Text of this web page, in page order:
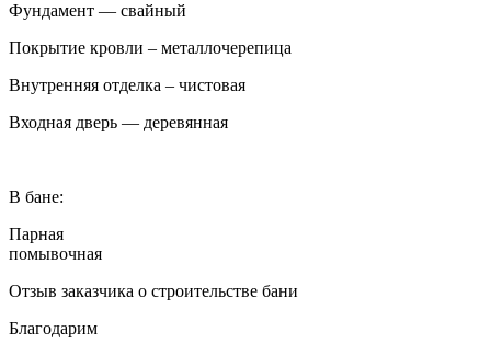
Фундамент — свайный
Покрытие кровли – металлочерепица
Внутренняя отделка – чистовая
Входная дверь — деревянная
В бане:
Парная
помывочная
Отзыв заказчика о строительстве бани
Благодарим